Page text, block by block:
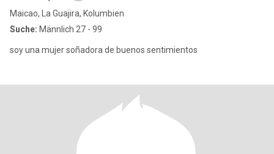
Maicao, La Guajira, Kolumbien
Suche: Männlich 27 - 99
soy una mujer soñadora de buenos sentimientos